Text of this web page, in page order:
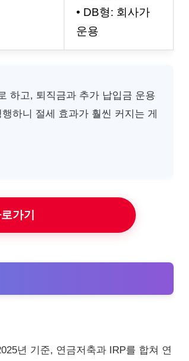
• DB형: 회사가
운용
하고, 퇴직금과 추가 납입금 운용
하니 절세 효과가 훨씬 커지는 게
가기
년 기준, 연금저축과 IRP를 합쳐 연